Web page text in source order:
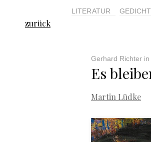
LITERATUR
zurück
Gerhard Richter in
Es
Martin Lüdke